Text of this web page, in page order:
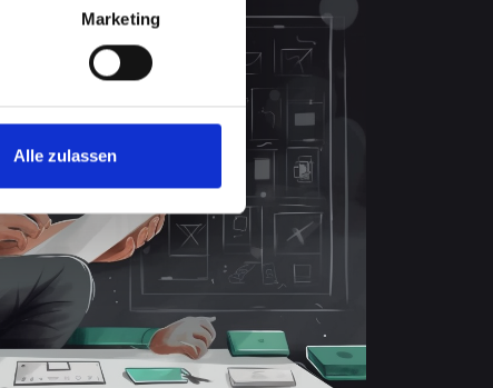
Marketing
Alle zulassen